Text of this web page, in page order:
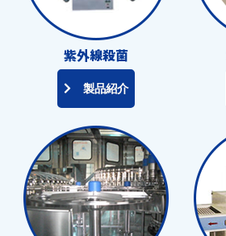
紫外線殺菌
製品紹介